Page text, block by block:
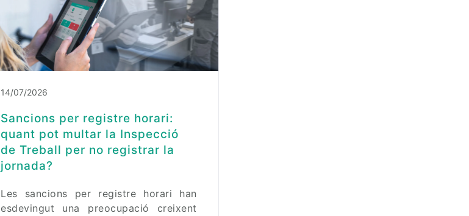
14/07/2026
Sancions per registre horari:
quant pot multar la Inspecció
de Treball per no registrar la
jornada?
Les sancions per registre horari han
esdevingut una preocupació creixent